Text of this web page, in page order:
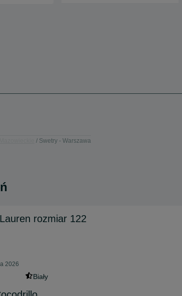
Swetry - Warszawa
rozmiar 122
2026
Biały